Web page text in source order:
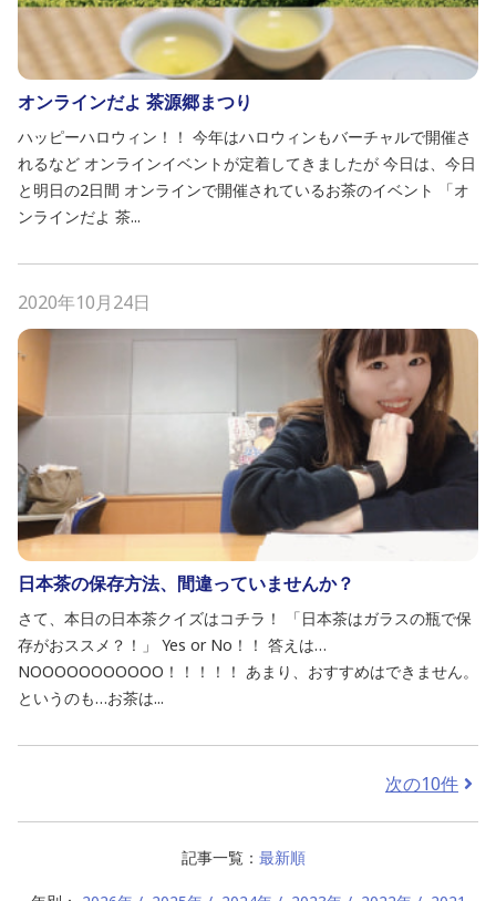
オンラインだよ 茶源郷まつり
ハッピーハロウィン！！ 今年はハロウィンもバーチャルで開催さ
れるなど オンラインイベントが定着してきましたが 今日は、今日
と明日の2日間 オンラインで開催されているお茶のイベント 「オ
ンラインだよ 茶...
2020年10月24日
日本茶の保存方法、間違っていませんか？
さて、本日の日本茶クイズはコチラ！ 「日本茶はガラスの瓶で保
存がおススメ？！」 Yes or No！！ 答えは…
NOOOOOOOOOOO！！！！！ あまり、おすすめはできません。
というのも…お茶は...
次の10件
記事一覧： 最新順